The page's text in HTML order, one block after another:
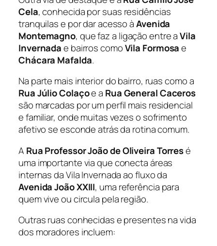
Cela, conhecida por suas residências
tranquilas e por dar acesso àAvenida
Montemagno, que faz a ligação entre aVila
Invernadae bairros comoVila Formosae
Chácara Mafalda.
Na parte mais interior do bairro, ruas como a
Rua Júlio Colaçoe a Rua General Caceros
são marcadas por um perfil mais residencial
e familiar, onde muitas vezes o sofrimento
afetivo se esconde atrás da rotina comum.
A Rua Professor João de Oliveira Torresé
uma importante via que conecta áreas
internas da Vila Invernada ao fluxo da
Avenida João XXIII, uma referência para
quem vive ou circula pela região.
Outras ruas conhecidas e presentes na vida
dos moradores incluem: